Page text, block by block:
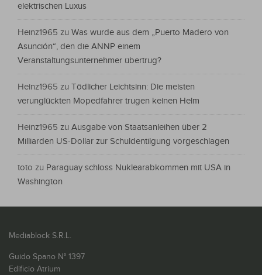
elektrischen Luxus
Heinz1965 zu Was wurde aus dem „Puerto Madero von
Asunción“, den die ANNP einem
Veranstaltungsunternehmer übertrug?
Heinz1965 zu Tödlicher Leichtsinn: Die meisten
verunglückten Mopedfahrer trugen keinen Helm
Heinz1965 zu Ausgabe von Staatsanleihen über 2
Milliarden US-Dollar zur Schuldentilgung vorgeschlagen
toto zu Paraguay schloss Nuklearabkommen mit USA in
Washington
Mediablock S.R.L.
Guido Spano N° 1397
Edificio Atrium